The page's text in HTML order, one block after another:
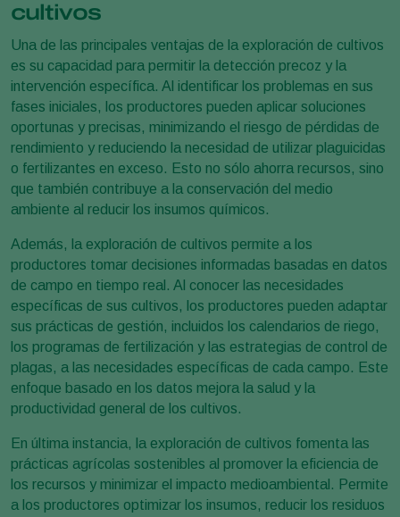
cultivos
Una de las principales ventajas de la exploración de cultivos
es su capacidad para permitir la detección precoz y la
intervención específica. Al identificar los problemas en sus
fases iniciales, los productores pueden aplicar soluciones
oportunas y precisas, minimizando el riesgo de pérdidas de
rendimiento y reduciendo la necesidad de utilizar plaguicidas
o fertilizantes en exceso. Esto no sólo ahorra recursos, sino
que también contribuye a la conservación del medio
ambiente al reducir los insumos químicos.
Además, la exploración de cultivos permite a los
productores tomar decisiones informadas basadas en datos
de campo en tiempo real. Al conocer las necesidades
específicas de sus cultivos, los productores pueden adaptar
sus prácticas de gestión, incluidos los calendarios de riego,
los programas de fertilización y las estrategias de control de
plagas, a las necesidades específicas de cada campo. Este
enfoque basado en los datos mejora la salud y la
productividad general de los cultivos.
En última instancia, la exploración de cultivos fomenta las
prácticas agrícolas sostenibles al promover la eficiencia de
los recursos y minimizar el impacto medioambiental. Permite
a los productores optimizar los insumos, reducir los residuos